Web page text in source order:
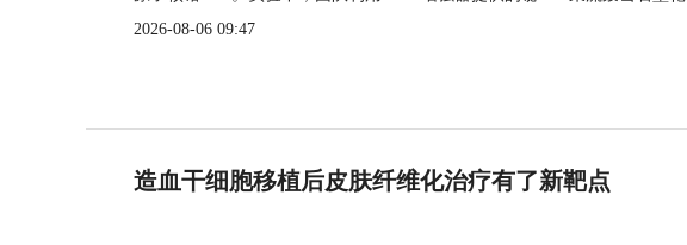
2026-08-06 09:47
造血干细胞移植后皮肤纤维化治疗有了新靶点